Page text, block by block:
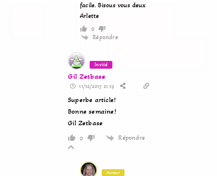
facile. Bisous vous deux
Arlette
0
Répondre
Invité
Gil Zetbase
11/12/2017 21:19
Superbe article!
Bonne semaine!
Gil Zetbase
0 Répondre
Auteur